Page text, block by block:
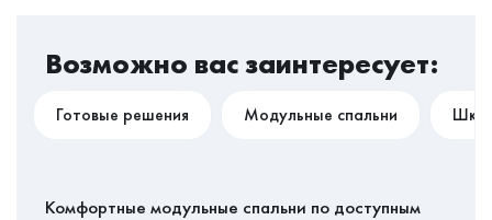
Возможно вас заинтересует:
Готовые решения Модульные спальни
Комфортные модульные спальни по доступным